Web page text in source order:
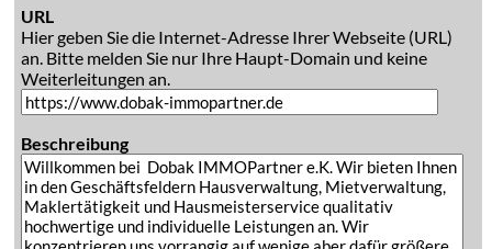
URL
Hier geben Sie die Internet-Adresse Ihrer Webseite (URL)
an. Bitte melden Sie nur Ihre Haupt-Domain und keine
Weiterleitungen an.
Beschreibung